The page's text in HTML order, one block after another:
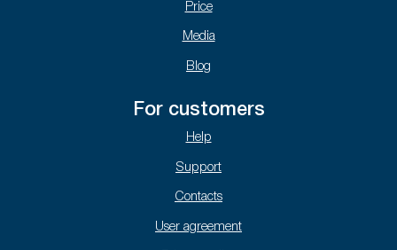
Price
Media
Blog
For customers
Help
Support
Contacts
User agreement